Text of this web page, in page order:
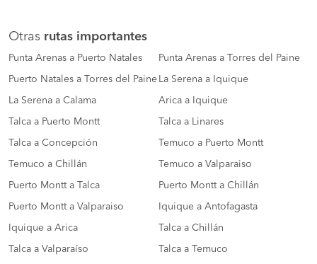
Otras rutas importantes
Punta Arenas a Puerto Natales Punta Arenas a Torres del Paine
Puerto Natales a Torres del Paine La Serena a Iquique
La Serena a Calama Arica a Iquique
Talca a Puerto Montt Talca a Linares
Talca a Concepción Temuco a Puerto Montt
Temuco a Chillán Temuco a Valparaiso
Puerto Montt a Talca Puerto Montt a Chillán
Puerto Montt a Valparaiso Iquique a Antofagasta
Iquique a Arica Talca a Chillán
Talca a Valparaíso Talca a Temuco